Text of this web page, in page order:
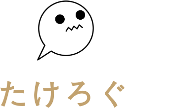
たけろぐ